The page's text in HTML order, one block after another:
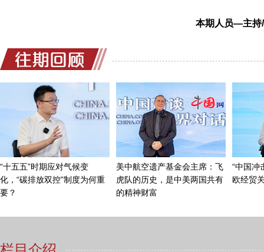
品、中医的诊疗设备以及名词术语等等，陆续颁布了
确确实实，这个体系已经逐渐的在健全，中国和
化的工作。我们有40多个中国的中药标准，也纳入了
究，推动更多的进入国际药典的这个体系。这一切都
都迈出了非常坚实的步伐。
中国网：中华人民共和国《中医药法》于7月1日
本的取向、原则以及重点的发展领域，法理对走向国
本期人员—主持